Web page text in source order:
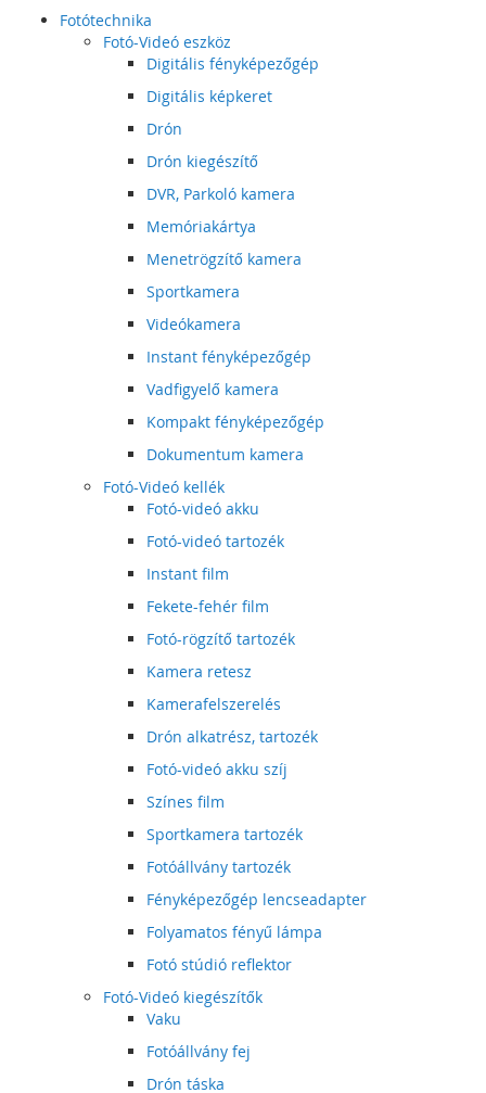
Fotótechnika
Fotó-Videó eszköz
Digitális fényképezőgép
Digitális képkeret
Drón
Drón kiegészítő
DVR, Parkoló kamera
Memóriakártya
Menetrögzítő kamera
Sportkamera
Videókamera
Instant fényképezőgép
Vadfigyelő kamera
Kompakt fényképezőgép
Dokumentum kamera
Fotó-Videó kellék
Fotó-videó akku
Fotó-videó tartozék
Instant film
Fekete-fehér film
Fotó-rögzítő tartozék
Kamera retesz
Kamerafelszerelés
Drón alkatrész, tartozék
Fotó-videó akku szíj
Színes film
Sportkamera tartozék
Fotóállvány tartozék
Fényképezőgép lencseadapter
Folyamatos fényű lámpa
Fotó stúdió reflektor
Fotó-Videó kiegészítők
Vaku
Fotóállvány fej
Drón táska